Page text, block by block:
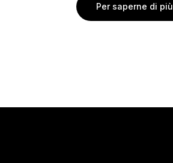
Per saperne di più